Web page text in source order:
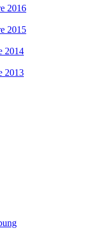
2016
2015
2014
2013